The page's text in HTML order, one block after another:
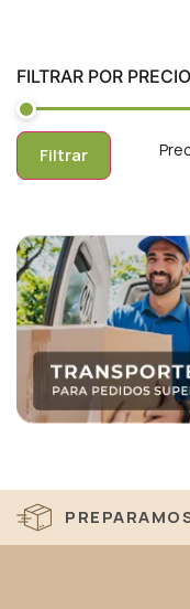
FILTRAR POR PRECIO
Filtrar